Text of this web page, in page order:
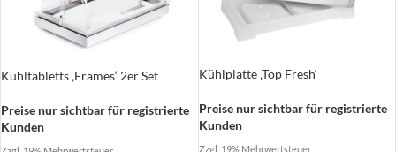
Kühltabletts ‚Frames‘ 2er Set
Preise nur sichtbar für registrierte
Kunden
Kühlplatte ‚Top Fresh‘
Preise nur sichtbar für registrierte
Kunden
Zzgl. 19% Mehrwertsteuer